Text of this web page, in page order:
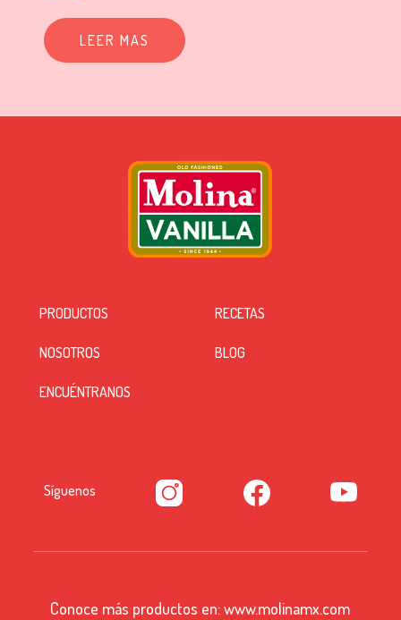
LEER MAS
PRODUCTOS RECETAS
NOSOTROS BLOG
ENCUÉNTRANOS
Síguenos
Conoce más productos en:www.molinamx.com